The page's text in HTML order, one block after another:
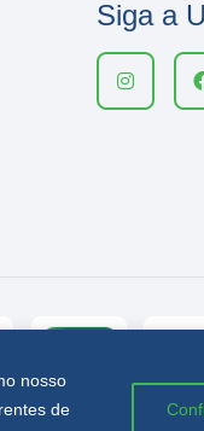
nosso
de
Siga a